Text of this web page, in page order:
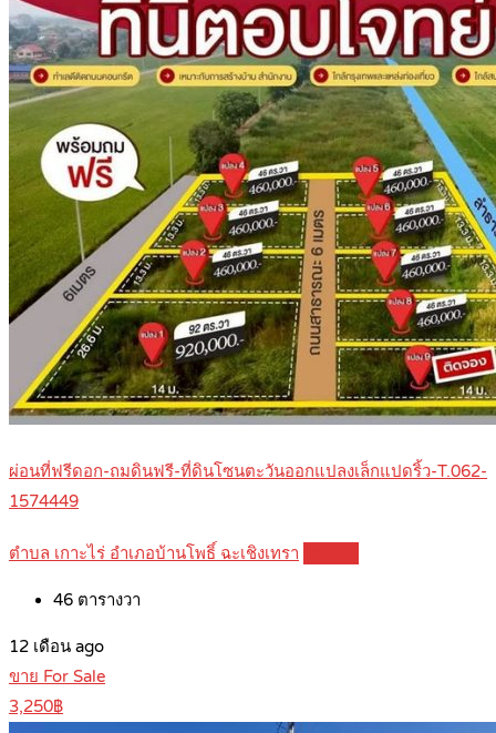
ผ่อนที่ฟรีดอก-ถมดินฟรี-ที่ดินโซนตะวันออกแปลงเล็กแปดริ้ว-T.062-
1574449
ตำบล เกาะไร่ อำเภอบ้านโพธิ์ ฉะเชิงเทรา
46 ตารางวา
12 เดือน ago
ขาย For Sale
3,250฿